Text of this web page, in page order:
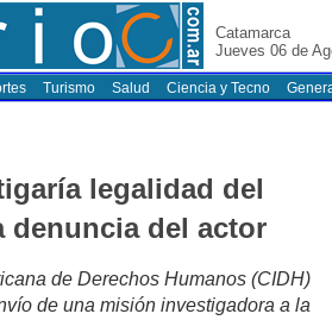
Catamarca
Jueves 06 de
Turismo Salud Ciencia y Tecno
legalidad del
denuncia del actor
de Derechos Humanos (CIDH)
de una misión investigadora a la